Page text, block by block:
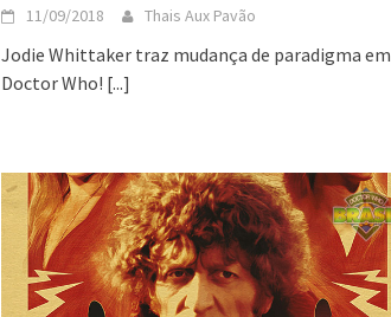
11/09/2018 Thais Aux Pavão
Jodie Whittaker traz mudança de paradigma em
Doctor Who! [...]